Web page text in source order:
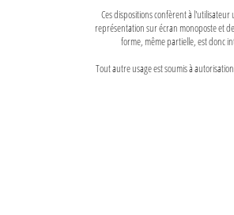
Ces dispositions confèrent à
représentation sur écran monoposte et
forme, même partielle, est donc
Tout autre usage est soumis à